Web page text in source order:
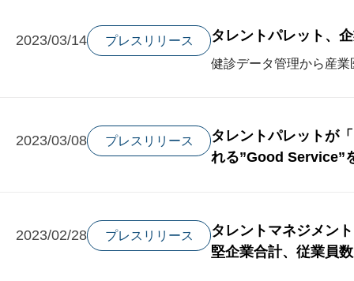
2023/03/14 プレスリリース タレントパレット、
健診データ管理から産
2023/03/08 プレスリリース
タレントパレットが
れる”Good Service”
2023/02/28 プレスリリース
タレントマネジメン
堅企業合計、従業員